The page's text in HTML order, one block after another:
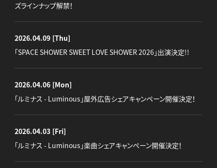
ズラインナップ解禁！
2026.04.09 [Thu]
「SPACE SHOWER SWEET LOVE SHOWER 2026」出演決定!!
2026.04.06 [Mon]
「ルミナス - Luminous」屋外広告シェアキャンペーン開催決定！
2026.04.03 [Fri]
「ルミナス - Luminous」楽曲シェアキャンペーン開催決定！